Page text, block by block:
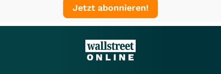
Jetzt abonnieren!